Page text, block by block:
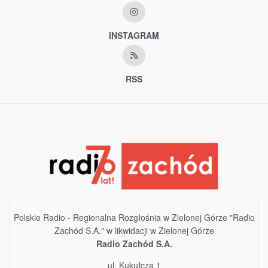
INSTAGRAM
RSS
Polskie Radio - Regionalna Rozgłośnia w Zielonej Górze "Radio
Zachód S.A." w likwidacji w Zielonej Górze
Radio Zachód S.A.
ul. Kukułcza 1